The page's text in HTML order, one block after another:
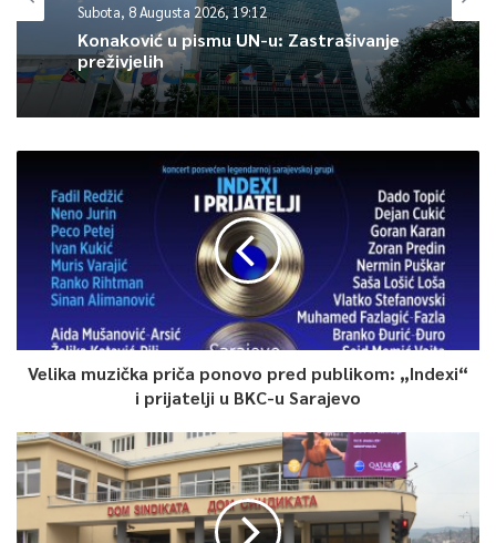
Subota, 8 Augusta 2026, 19:12
Konaković u pismu UN-u: Zastrašivanje
preživjelih
Velika muzička priča ponovo pred publikom: „Indexi“
i prijatelji u BKC-u Sarajevo